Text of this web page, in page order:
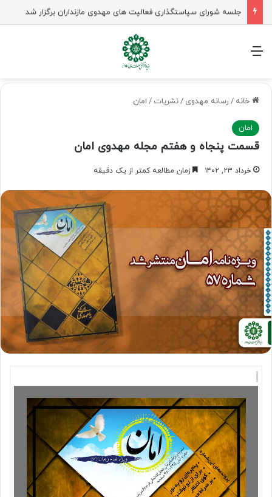
جلسه شورای سیاستگذاری فعالیت های مهدوی مازنداران برگزار شد
منو
خانه / رسانه مهدوی /نشریات / امان
امان
قسمت پنجاه و هفتم مجله مهدوی امان
خرداد ۲۳, ۱۴۰۲ زمان مطالعه کمتر از یک دقیقه